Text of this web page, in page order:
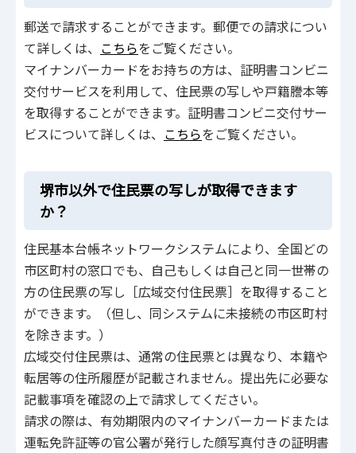
郵送で請求することができます。郵便での請求につい
て詳しくは、 こちらをご覧ください。
マイナンバーカードをお持ちの方は、証明書コンビニ
交付サービスを利用して、住民票の写しや戸籍謄本等
を取得することができます。証明書コンビニ交付サー
ビスについて詳しくは、 こちらをご覧ください。
堺市以外で住民票の写しが取得できます
か？
住民基本台帳ネットワークシステムにより、全国どの
市区町村の窓口でも、自己もしくは自己と同一世帯の
方の住民票の写し［広域交付住民票］を取得すること
ができます。（但し、同システムに未接続の市区町村
を除きます。）
広域交付住民票は、通常の住民票とは異なり、本籍や
転居等の住所履歴が記載されません。提出先に必要な
記載事項を確認の上で請求してください。
請求の際は、有効期限内のマイナンバーカードまたは
運転免許証等の官公署が発行した顔写真付きの証明書